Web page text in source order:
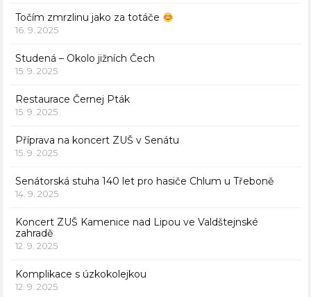
Točím zmrzlinu jako za totáče
16. 9. 2025
Studená – Okolo jižních Čech
15. 9. 2025
Restaurace Černej Pták
15. 9. 2025
Příprava na koncert ZUŠ v Senátu
15. 9. 2025
Senátorská stuha 140 let pro hasiče Chlum u Třeboně
14. 9. 2025
Koncert ZUŠ Kamenice nad Lipou ve Valdštejnské
zahradě
12. 9. 2025
Komplikace s úzkokolejkou
12. 9. 2025